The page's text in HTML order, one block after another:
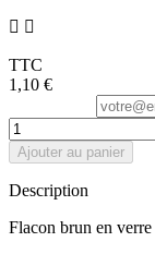
 
TTC
1,10 €
Ajouter au panier
Description
Flacon brun en